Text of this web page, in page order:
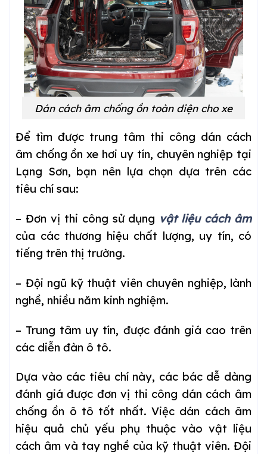
Dán cách âm chống ồn toàn diện cho xe
Để tìm được trung tâm thi công dán cách
âm chống ồn xe hơi uy tín, chuyên nghiệp tại
Lạng Sơn, bạn nên lựa chọn dựa trên các
tiêu chí sau:
– Đơn vị thi công sử dụng vật liệu cách âm
của các thương hiệu chất lượng, uy tín, có
tiếng trên thị trường.
– Đội ngũ kỹ thuật viên chuyên nghiệp, lành
nghề, nhiều năm kinh nghiệm.
– Trung tâm uy tín, được đánh giá cao trên
các diễn đàn ô tô.
Dựa vào các tiêu chí này, các bác dễ dàng
đánh giá được đơn vị thi công dán cách âm
chống ồn ô tô tốt nhất. Việc dán cách âm
hiệu quả chủ yếu phụ thuộc vào vật liệu
cách âm và tay nghề của kỹ thuật viên. Đội